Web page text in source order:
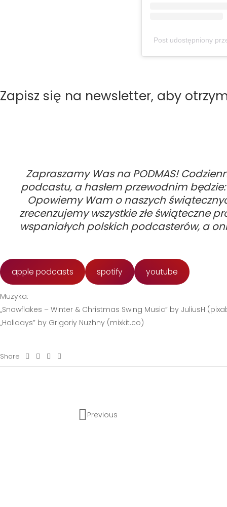
Post udostępniony
Zapisz się na newsletter, aby
Zapraszamy Was naPODMAS!
podcastu, a hasłem przewodnim będzie:
Opowiemy Wam o naszych
zrecenzujemy wszystkie złe świąteczne
wspaniałych polskich podcasterów, a
apple podcasts spotify youtube
Muzyka:
„Snowflakes – Winter & Christmas Swing Music” by JuliusH
„Holidays” by Grigoriy Nuzhny (mixkit.co)
Share
Previous